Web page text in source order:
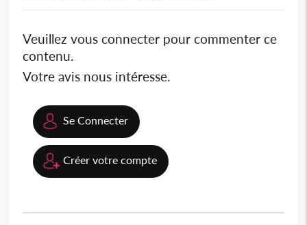
Veuillez vous connecter pour commenter ce
contenu.
Votre avis nous intéresse.
Se Connecter
Créer votre compte